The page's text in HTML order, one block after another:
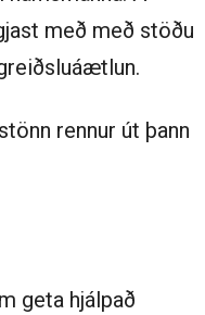
með með stöðu
rennur út þann
geta hjálpað